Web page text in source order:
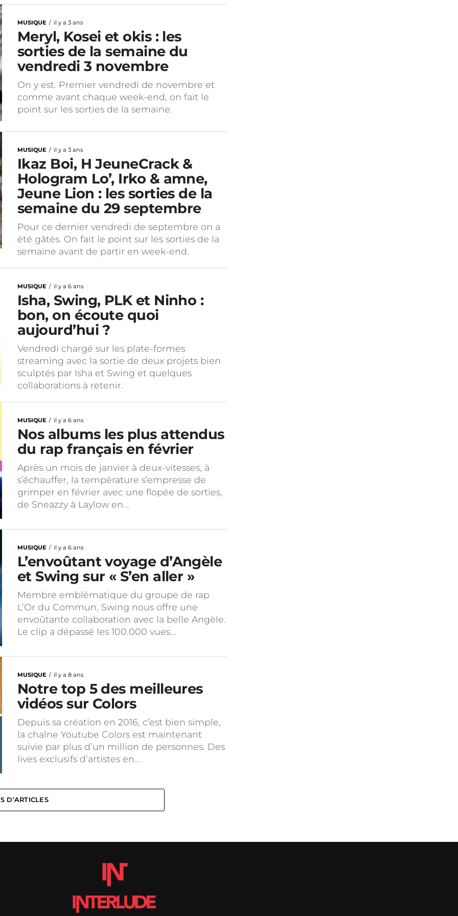
MUSIQUE il y a 3 ans
Meryl, Kosei et okis : les
sorties de la semaine du
vendredi 3 novembre
On y est. Premier vendredi de novembre et
comme avant chaque week-end, on fait le
point sur les sorties de la semaine.
MUSIQUE il y a 3 ans
Ikaz Boi, H JeuneCrack &
Hologram Lo’, Irko & amne,
Jeune Lion : les sorties de la
semaine du 29 septembre
Pour ce dernier vendredi de septembre on a
été gâtés. On fait le point sur les sorties de la
semaine avant de partir en week-end.
MUSIQUE il y a 6 ans
Isha, Swing, PLK et Ninho :
bon, on écoute quoi
aujourd’hui ?
Vendredi chargé sur les plate-formes
streaming avec la sortie de deux projets bien
sculptés par Isha et Swing et quelques
collaborations à retenir.
MUSIQUE il y a 6 ans
Nos albums les plus attendus
du rap français en février
Après un mois de janvier à deux-vitesses, à
s’échauffer, la température s’empresse de
grimper en février avec une flopée de sorties,
de Sneazzy à Laylow en...
MUSIQUE il y a 6 ans
L’envoûtant voyage d’Angèle
et Swing sur « S’en aller »
Membre emblématique du groupe de rap
L’Or du Commun, Swing nous offre une
envoûtante collaboration avec la belle Angèle.
Le clip a dépassé les 100.000 vues...
MUSIQUE il y a 8 ans
Notre top 5 des meilleures
vidéos sur Colors
Depuis sa création en 2016, c’est bien simple,
la chaîne Youtube Colors est maintenant
suivie par plus d’un million de personnes. Des
lives exclusifs d’artistes en...
D’ARTICLES